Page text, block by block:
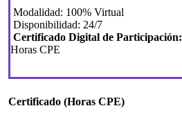
Modalidad: 100% Virtual
Disponibilidad: 24/7
Certificado Digital de Participación:
Horas CPE
Certificado (Horas CPE)